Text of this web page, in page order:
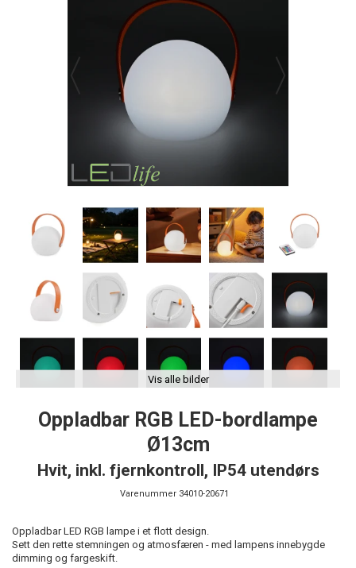
Vis alle bilder
Oppladbar RGB LED-bordlampe
Ø13cm
Hvit, inkl. fjernkontroll, IP54 utendørs
Varenummer 34010-20671
Oppladbar LED RGB lampe i et flott design.
Sett den rette stemningen og atmosfæren - med lampens innebygde
dimming og fargeskift.